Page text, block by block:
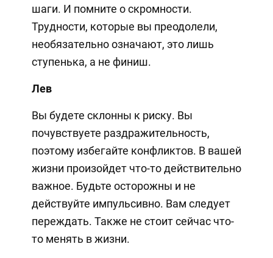
шаги. И помните о скромности.
Трудности, которые вы преодолели,
необязательно означают, это лишь
ступенька, а не финиш.
Лев
Вы будете склонны к риску. Вы
почувствуете раздражительность,
поэтому избегайте конфликтов. В вашей
жизни произойдет что-то действительно
важное. Будьте осторожны и не
действуйте импульсивно. Вам следует
переждать. Также не стоит сейчас что-
то менять в жизни.